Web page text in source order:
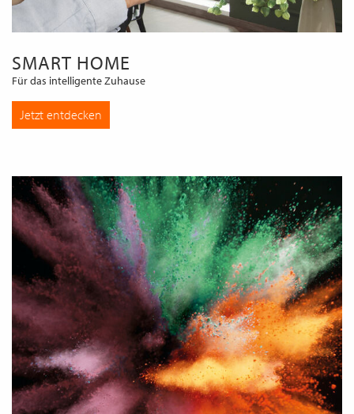
SMART HOME
Für das intelligente Zuhause
Jetzt entdecken